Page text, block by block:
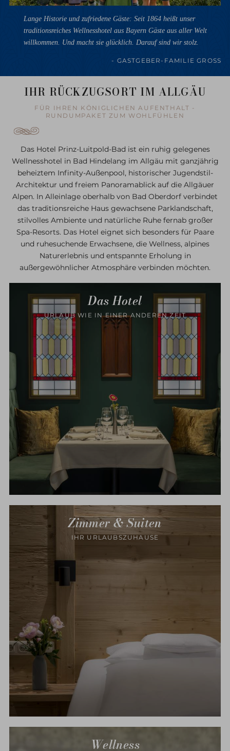
Lange Historie und zufriedene Gäste: Seit 1864 heißt unser
traditionsreiches Wellnesshotel aus Bayern Gäste aus aller Welt
willkommen. Und macht sie glücklich. Darauf sind wir stolz.
- GASTGEBER-FAMILIE GROSS
IHR RÜCKZUGSORT IM ALLGÄU
FÜR IHREN KÖNIGLICHEN AUFENTHALT -
RUNDUMPAKET ZUM WOHLFÜHLEN
Das Hotel Prinz-Luitpold-Bad ist ein ruhig gelegenes
Wellnesshotel in Bad Hindelang im Allgäu mit ganzjährig
beheiztem Infinity-Außenpool, historischer Jugendstil-
Architektur und freiem Panoramablick auf die Allgäuer
Alpen. In Alleinlage oberhalb von Bad Oberdorf verbindet
das traditionsreiche Haus gewachsene Parklandschaft,
stilvolles Ambiente und natürliche Ruhe fernab großer
Spa-Resorts. Das Hotel eignet sich besonders für Paare
und ruhesuchende Erwachsene, die Wellness, alpines
Naturerlebnis und entspannte Erholung in
außergewöhnlicher Atmosphäre verbinden möchten.
Das Hotel
URLAUB WIE IN EINER ANDEREN ZEIT
Zimmer & Suiten
IHR URLAUBSZUHAUSE
Wellness